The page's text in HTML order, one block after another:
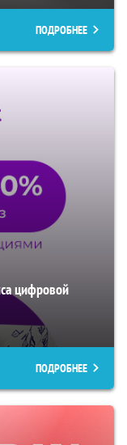
ПОДРОБНЕЕ
цифровой
ПОДРОБНЕЕ